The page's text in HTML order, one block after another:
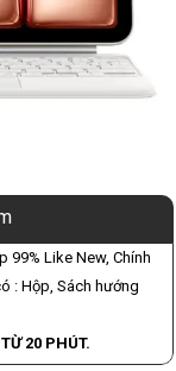
99% Like New, Chính
: Hộp, Sách hướng
20 PHÚT.